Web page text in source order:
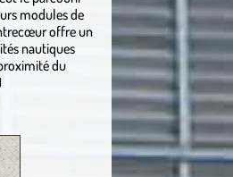
modules de
offre un
nautiques
du